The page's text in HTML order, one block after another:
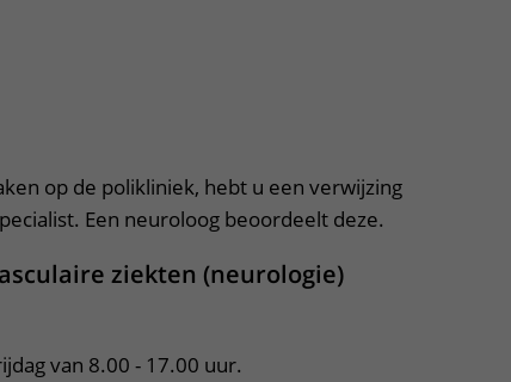
op de polikliniek, hebt u een verwijzing
Een neuroloog beoordeelt deze.
ziekten (neurologie)
van 8.00 - 17.00 uur.